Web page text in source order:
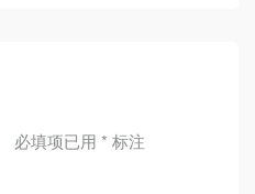
必填项已用 * 标注